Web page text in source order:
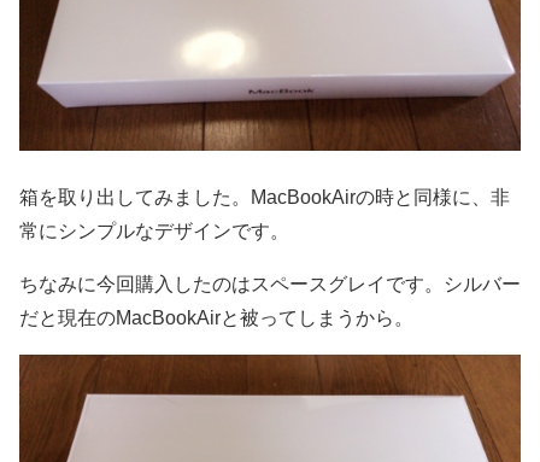
箱を取り出してみました。MacBookAirの時と同様に、非
常にシンプルなデザインです。
ちなみに今回購入したのはスペースグレイです。シルバー
だと現在のMacBookAirと被ってしまうから。